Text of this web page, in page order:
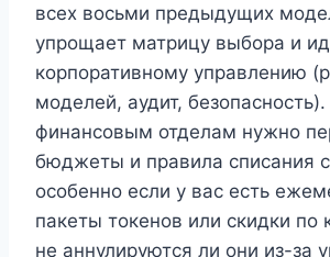
всех восьми предыдущих
упрощает матрицу выбора и
корпоративному управлению
моделей, аудит,
финансовым отделам нужно
бюджеты и правила списания
особенно если у вас есть
пакеты токенов или скидки по
не аннулируются ли они из-за